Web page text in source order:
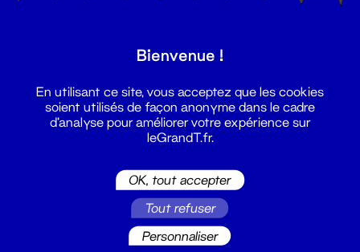
billetterie@leGrandT.fr
Bienvenue !
En utilisant ce site, vous acceptez que les cookies
soient utilisés de façon anonyme dans le cadre
d'analyse pour améliorer votre expérience sur
leGrandT.fr.
OK, tout accepter
Tout refuser
Personnaliser